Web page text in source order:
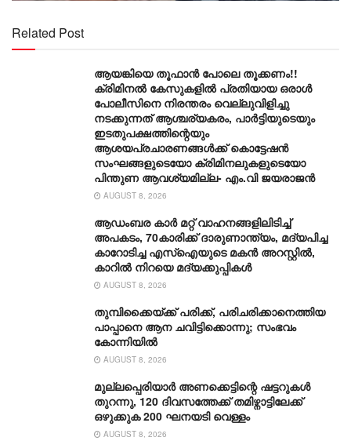
Related Post
ആയങ്കിയെ തൂഫാൻ പോലെ തൂക്കണം!!
ക്രിമിനൽ കേസുകളിൽ പ്രതിയായ ഒരാൾ
പോലീസിനെ നിരന്തരം വെല്ലുവിളിച്ചു
നടക്കുന്നത് ആശ്ചര്യകരം, പാർട്ടിയുടെയും
ഇടതുപക്ഷത്തിന്റെയും
ആശയപ്രചാരണങ്ങൾക്ക് കൊട്ടേഷൻ
സംഘങ്ങളുടെയോ ക്രിമിനലുകളുടെയോ
പിന്തുണ ആവശ്യമില്ല- എം.വി ജയരാജൻ
AUGUST 8, 2026
ആഡംബര കാര്‍ മറ്റ് വാഹനങ്ങളിലിടിച്ച്
അപകടം, 70കാരിക്ക് ദാരുണാന്ത്യം, മദ്യപിച്ച
കാറോടിച്ച എസ്ഐയുടെ മകന്‍ അറസ്റ്റില്‍,
കാറില്‍ നിറയെ മദ്യക്കുപ്പികള്‍
AUGUST 8, 2026
തുമ്പിക്കൈയ്ക്ക് പരിക്ക്, പരിചരിക്കാനെത്തിയ
പാപ്പാനെ ആന ചവിട്ടിക്കൊന്നു; സംഭവം
കോന്നിയിൽ
AUGUST 8, 2026
മുല്ലപ്പെരിയാർ അണക്കെട്ടിന്റെ ഷട്ടറുകൾ
തുറന്നു, 120 ദിവസത്തേക്ക് തമിഴ്നാ‌ട്ടിലേക്ക്
ഒഴുക്കുക 200 ഘനയടി വെള്ളം
AUGUST 8, 2026